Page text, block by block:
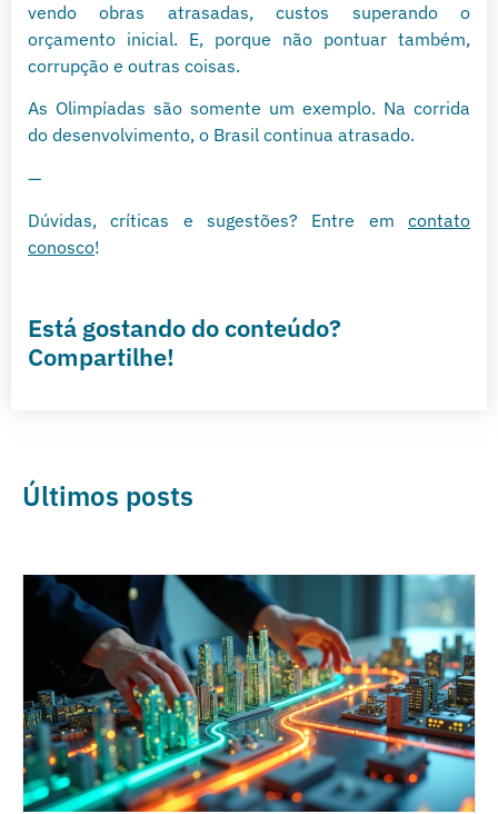
vendo obras atrasadas, custos superando o
orçamento inicial. E, porque não pontuar também,
corrupção e outras coisas.
As Olimpíadas são somente um exemplo. Na corrida
do desenvolvimento, o Brasil continua atrasado.
—
Dúvidas, críticas e sugestões? Entre em contato
conosco!
Está gostando do conteúdo?
Compartilhe!
Últimos posts